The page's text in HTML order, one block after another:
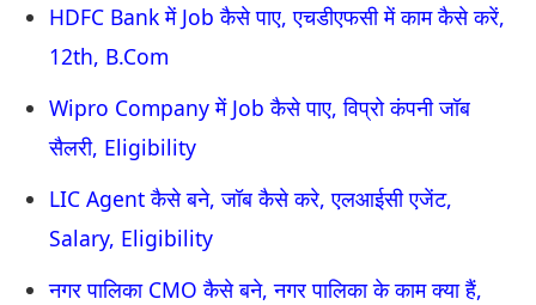
HDFC Bank में Job कैसे पाए, एचडीएफसी में काम कैसे करें,
12th, B.Com
Wipro Company में Job कैसे पाए, विप्रो कंपनी जॉब
सैलरी, Eligibility
LIC Agent कैसे बने, जॉब कैसे करे, एलआईसी एजेंट,
Salary, Eligibility
नगर पालिका CMO कैसे बने, नगर पालिका के काम क्या हैं,